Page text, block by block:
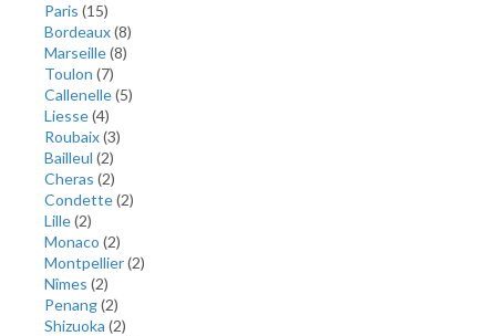
Paris (15)
Bordeaux(8)
Marseille(8)
Toulon (7)
Callenelle(5)
Liesse(4)
Roubaix(3)
Bailleul (2)
Cheras (2)
Condette(2)
Lille(2)
Monaco (2)
Montpellier(2)
Nîmes (2)
Penang(2)
Shizuoka (2)